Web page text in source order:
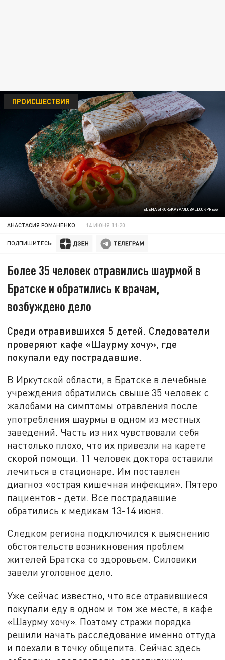
ELENA SIKORSKAYA/GLOBALLOOKPRESS
ПРОИСШЕСТВИЯ
АНАСТАСИЯ РОМАНЕНКО 14 ИЮНЯ 11:20
ПОДПИШИТЕСЬ:
Более 35 человек отравились шаурмой в
Братске и обратились к врачам,
возбуждено дело
Среди отравившихся 5 детей. Следователи
проверяют кафе «Шаурму хочу», где
покупали еду пострадавшие.
В Иркутской области, в Братске в лечебные
учреждения обратились свыше 35 человек с
жалобами на симптомы отравления после
употребления шаурмы в одном из местных
заведений. Часть из них чувствовали себя
настолько плохо, что их привезли на карете
скорой помощи. 11 человек доктора оставили
лечиться в стационаре. Им поставлен
диагноз «острая кишечная инфекция». Пятеро
пациентов - дети. Все пострадавшие
обратились к медикам 13-14 июня.
Следком региона подключился к выяснению
обстоятельств возникновения проблем
жителей Братска со здоровьем. Силовики
завели уголовное дело.
Уже сейчас известно, что все отравившиеся
покупали еду в одном и том же месте, в кафе
«Шаурму хочу». Поэтому стражи порядка
решили начать расследование именно оттуда
и поехали в точку общепита. Сейчас здесь